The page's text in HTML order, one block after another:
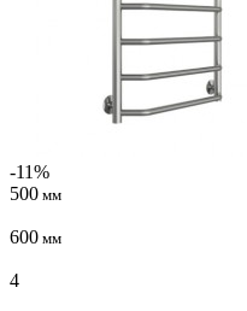
-11%
500 мм
600 мм
4